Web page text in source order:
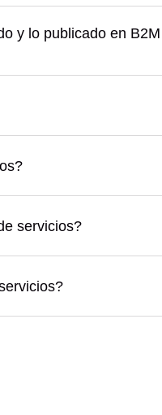
y lo publicado en B2M
servicios?